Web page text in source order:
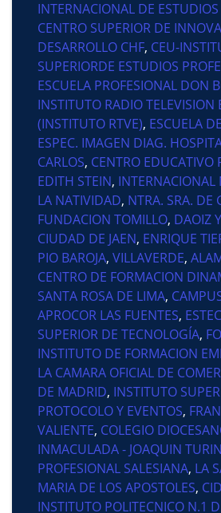
INTERNACIONAL DE ESTUDIOS
CENTRO SUPERIOR DE
DESARROLLO CHF, CEU-
SUPERIORDE ESTUDIOS
ESCUELA PROFESIONAL DON
INSTITUTO RADIO TELEVISION
(INSTITUTO RTVE), ESCUELA
ESPEC. IMAGEN DIAG.
CARLOS, CENTRO EDUCATIVO
EDITH STEIN, INTERNACIONAL
LA NATIVIDAD, NTRA. SRA. DE
FUNDACION TOMILLO, DAOIZ
CIUDAD DE JAEN, ENRIQUE
PIO BAROJA, VILLAVERDE,
CENTRO DE FORMACION
SANTA ROSA DE LIMA,
APROCOR LAS FUENTES,
SUPERIOR DE TECNOLOGÍA,
INSTITUTO DE FORMACION
LA CAMARA OFICIAL DE
DE MADRID, INSTITUTO
PROTOCOLO Y EVENTOS,
VALIENTE, COLEGIO
INMACULADA - JOAQUIN
PROFESIONAL SALESIANA, LA
MARIA DE LOS APOSTOLES,
INSTITUTO POLITECNICO N.1